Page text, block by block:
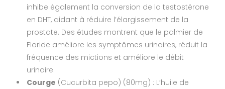
inhibe également la conversion de la testostérone
en DHT, aidant à réduire l’élargissement de la
prostate. Des études montrent que le palmier de
Floride améliore les symptômes urinaires, réduit la
fréquence des mictions et améliore le débit
urinaire.
Courge (Cucurbita pepo) (80mg) : L’huile de